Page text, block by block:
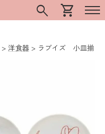
search shopping_cart
洋食器 ラブイズ 小皿揃